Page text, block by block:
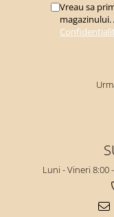
Vreau sa
Luni - Vineri 8:00